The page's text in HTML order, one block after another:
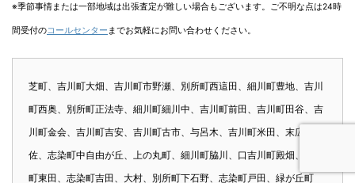
※季節事情または一部地域は出張査定が難しい場合もございます。ご不明な点は24時
間受付のコールセンター までお気軽にお問い合わせください。
芝町、吉川町大畑、吉川町市野瀬、別所町西這田、細川町豊地、吉川
町西奥、別所町正法寺、細川町細川中、吉川町前田、吉川町田谷、吉
川町金会、吉川町吉安、吉川町古市、与呂木、吉川町米田、末広、加
佐、志染町中自由が丘、上の丸町、細川町脇川、口吉川町殿畑、吉川
町東田、志染町吉田、大村、別所町下石野、志染町戸田、緑が丘町